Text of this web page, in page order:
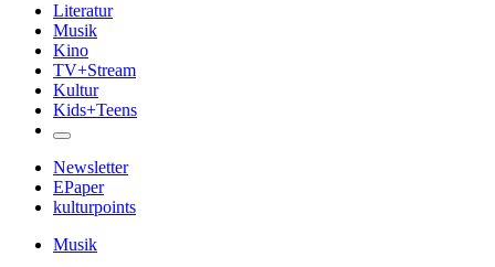
Literatur
Musik
Kino
TV+Stream
Kultur
Kids+Teens
Newsletter
EPaper
kulturpoints
Musik